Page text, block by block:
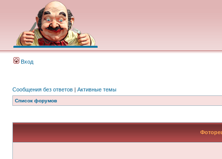
Вход
Сообщения без ответов | Активные темы
Список форумов